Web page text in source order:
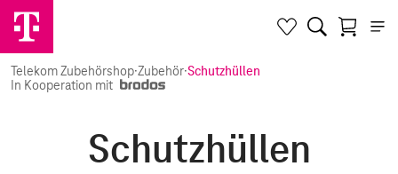
Telekom Zubehörshop·Zubehör·Schutzhüllen
In Kooperation mit
Schutzhüllen